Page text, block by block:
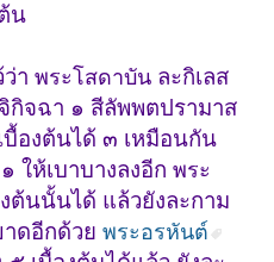
น
ว่าพระโสดาบัน ละกิเลส
กิจฉา ๑ สีลัพพตปรามาส
บื้องต้นได้ ๓ เหมือนกัน
ให้เบาบางลงอีกพระ
ต้นนั้นได้ แล้วยังละกาม
าดอีกด้วยพระอรหันต์